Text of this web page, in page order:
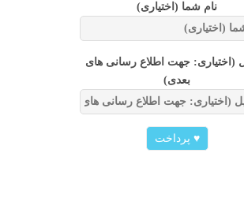
نام شما (اختیاری)
(اختیاری: جهت اطلاع رسانی های
بعدی)
♥ پرداخت